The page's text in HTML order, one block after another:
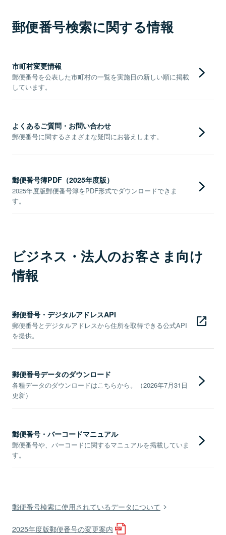
郵便番号検索に関する情報
市町村変更情報
郵便番号を公表した市町村の一覧を実施日の新しい順に掲載
しています。
よくあるご質問・お問い合わせ
郵便番号に関するさまざまな疑問にお答えします。
郵便番号簿PDF（2025年度版）
2025年度版郵便番号簿をPDF形式でダウンロードできま
す。
ビジネス・法人のお客さま向け
情報
郵便番号・デジタルアドレスAPI
郵便番号とデジタルアドレスから住所を取得できる公式API
を提供。
郵便番号データのダウンロード
各種データのダウンロードはこちらから。（2026年7月31日
更新）
郵便番号・バーコードマニュアル
郵便番号や、バーコードに関するマニュアルを掲載していま
す。
郵便番号検索に使用されているデータについて
2025年度版郵便番号の変更案内